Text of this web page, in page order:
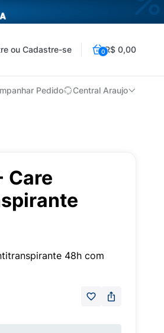
ou Cadastre-se 0R$ 0,00
Pedido Central Araujo
Care
48h com